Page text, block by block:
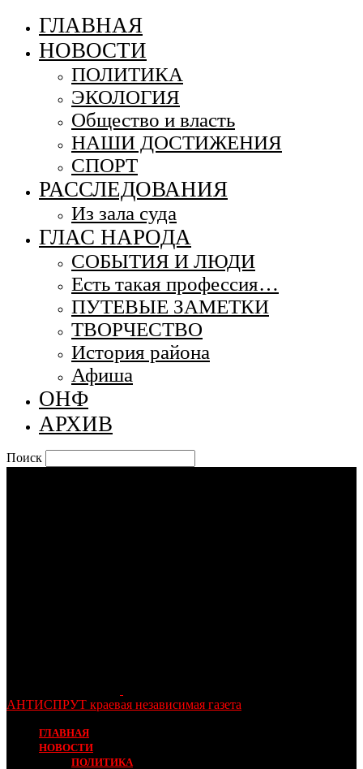
ГЛАВНАЯ
НОВОСТИ
ПОЛИТИКА
ЭКОЛОГИЯ
Общество и власть
НАШИ ДОСТИЖЕНИЯ
СПОРТ
РАССЛЕДОВАНИЯ
Из зала суда
ГЛАС НАРОДА
СОБЫТИЯ И ЛЮДИ
Есть такая профессия…
ПУТЕВЫЕ ЗАМЕТКИ
ТВОРЧЕСТВО
История района
Афиша
ОНФ
АРХИВ
Поиск
АНТИСПРУТ краевая независимая газета
ГЛАВНАЯ
НОВОСТИ
ПОЛИТИКА